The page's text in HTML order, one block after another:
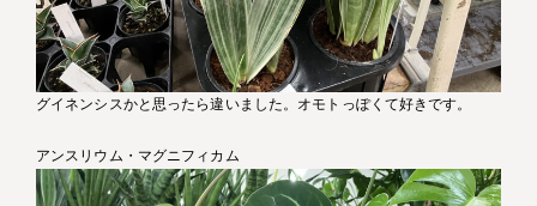
グイネンシスかと思ったら違いました。オモトっぽくて好きです。
アンスリウム・マグニフィカム